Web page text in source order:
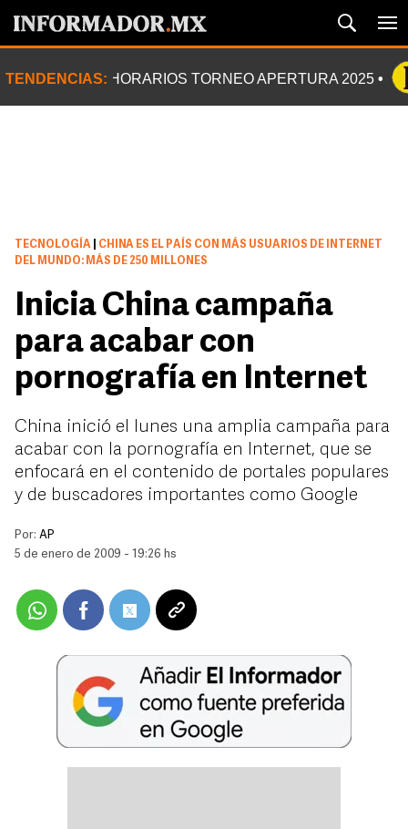
TENDENCIAS: HORARIOS TORNEO APERTURA 2025
TECNOLOGÍA
CHINA ES EL PAÍS CON MÁS USUARIOS DE INTERNET
DEL MUNDO: MÁS DE 250 MILLONES
Inicia China campaña
para acabar con
pornografía en Internet
China inició el lunes una amplia campaña para
acabar con la pornografía en Internet, que se
enfocará en el contenido de portales populares
y de buscadores importantes como Google
Por: AP
5 de enero de 2009 - 19:26 hs